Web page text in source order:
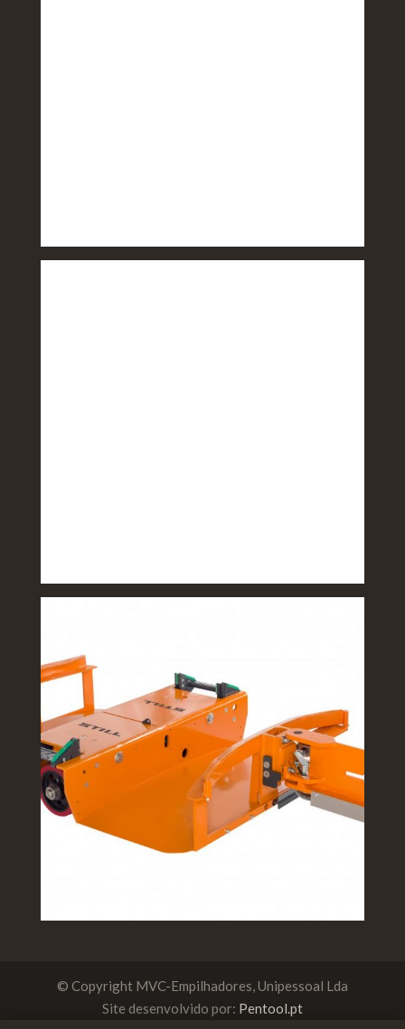
© Copyright MVC-Empilhadores, Unipessoal Lda
Site desenvolvido por: Pentool.pt